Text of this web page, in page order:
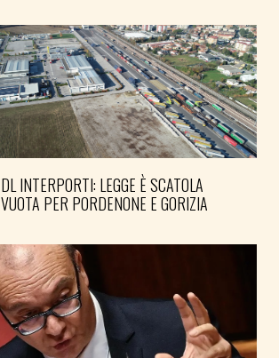
DL INTERPORTI: LEGGE È SCATOLA
VUOTA PER PORDENONE E GORIZIA